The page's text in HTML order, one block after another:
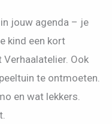
jouw agenda – je
kind een kort
Ook
te ontmoeten.
en wat lekkers.